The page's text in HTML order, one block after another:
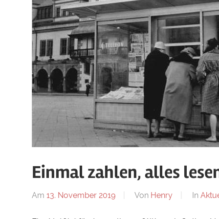
Einmal zahlen, alles
Am 13. November 2019 Von Henry In